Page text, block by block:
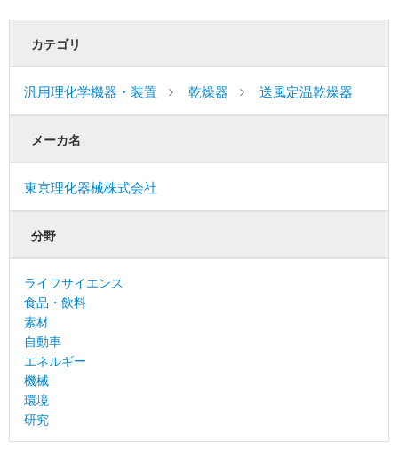
カテゴリ
汎用理化学機器・装置 乾燥器 送風定温乾燥器
メーカ名
東京理化器械株式会社
分野
ライフサイエンス
食品・飲料
素材
自動車
エネルギー
機械
環境
研究